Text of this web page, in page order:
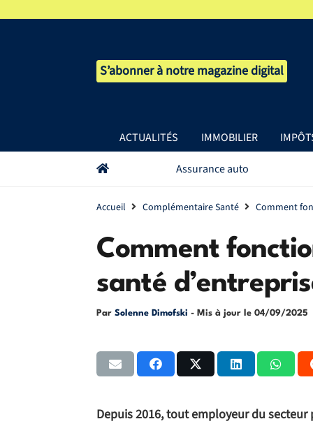
S’abonner à notre magazine digital
ACTUALITÉS IMMOBILIER
Assurance auto
Accueil Complémentaire Santé Comment
Comment
santé
Par Solenne Dimofski - Mis à jour le 04/09/2025
Depuis 2016, tout employeur du